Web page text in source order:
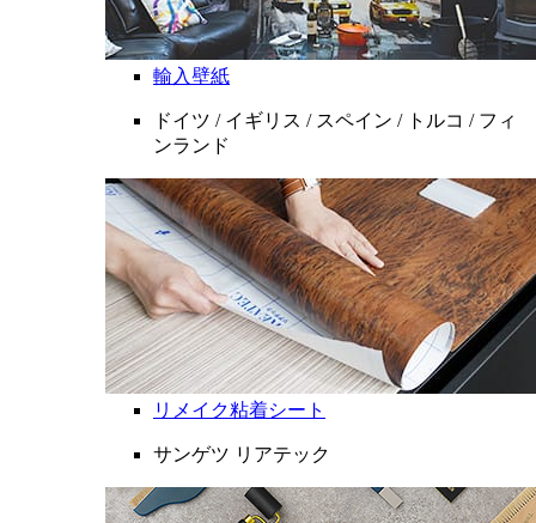
輸入壁紙
ドイツ / イギリス / スペイン / トルコ / フィ
ンランド
リメイク粘着シート
サンゲツ リアテック